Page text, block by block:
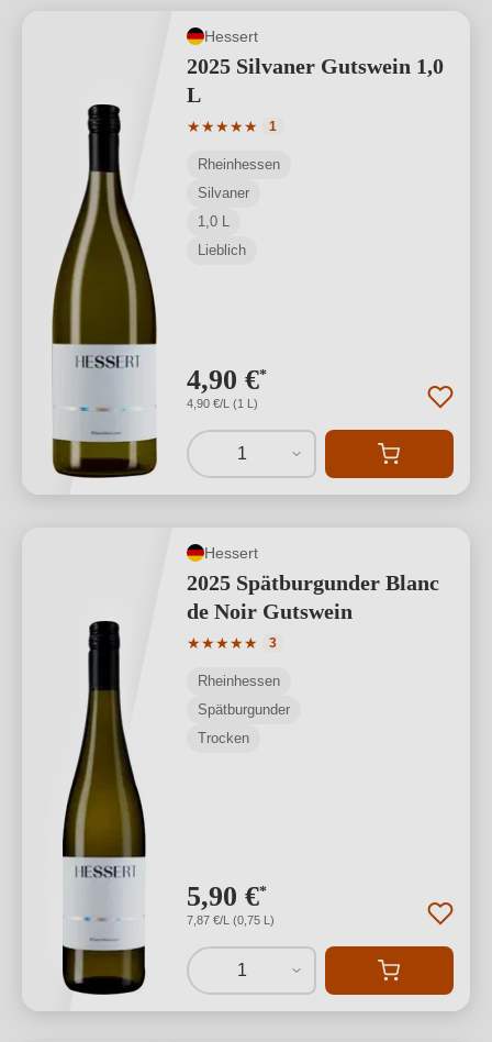
Hessert
2025 Silvaner Gutswein 1,0
L
★★★★★
Durchschnittliche Bewertung von 5
1
Rheinhessen
Silvaner
1,0 L
Lieblich
4,90 €*
4,90 €/L (1 L)
1
Hessert
2025 Spätburgunder Blanc
de Noir Gutswein
★★★★★
Durchschnittliche Bewertung von 5
3
Rheinhessen
Spätburgunder
Trocken
5,90 €*
7,87 €/L (0,75 L)
1